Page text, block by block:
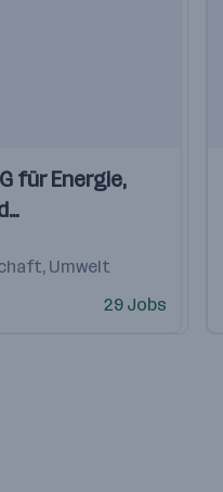
für Energie,
Umwelt
29 Jobs